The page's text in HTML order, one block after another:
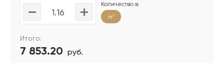
Количество в:
м2
Итого:
7 853.20 руб.